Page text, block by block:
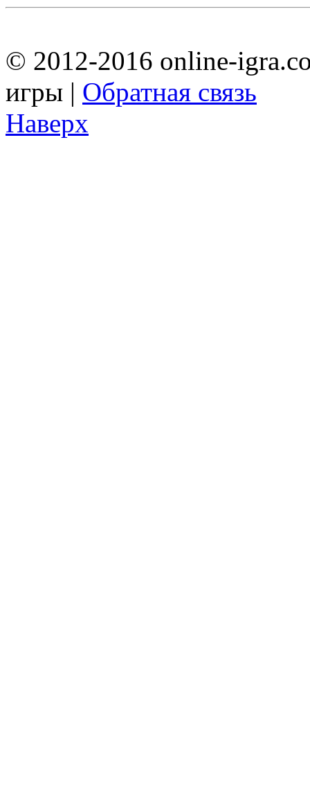
© 2012-2016 online-
игры | Обратная связь
Наверх